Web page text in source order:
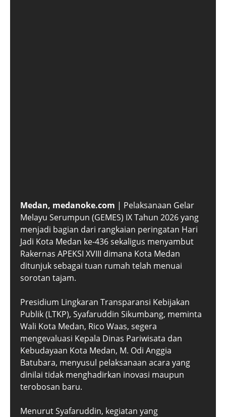
Medan, medanoke.com | Pelaksanaan Gelar
Melayu Serumpun (GEMES) IX Tahun 2026 yang
menjadi bagian dari rangkaian peringatan Hari
Jadi Kota Medan ke-436 sekaligus menyambut
Rakernas APEKSI XVIII dimana Kota Medan
ditunjuk sebagai tuan rumah telah menuai
sorotan tajam.
Presidium Lingkaran Transparansi Kebijakan
Publik (LTKP), Syafaruddin Sikumbang, meminta
Wali Kota Medan, Rico Waas, segera
mengevaluasi Kepala Dinas Pariwisata dan
Kebudayaan Kota Medan, M. Odi Anggia
Batubara, menyusul pelaksanaan acara yang
dinilai tidak menghadirkan inovasi maupun
terobosan baru.
Menurut Syafaruddin, kegiatan yang